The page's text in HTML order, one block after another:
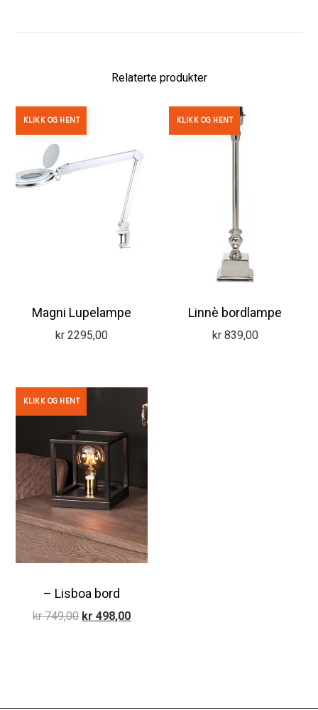
Relaterte produkter
KLIKK OG HENT
Magni Lupelampe
kr 2295,00
KLIKK OG HENT
Linnè bordlampe
kr839,00
KLIKK OG HENT
– Lisboa bord
kr749,00 Opprinnelig
kr 498,00Nåværende